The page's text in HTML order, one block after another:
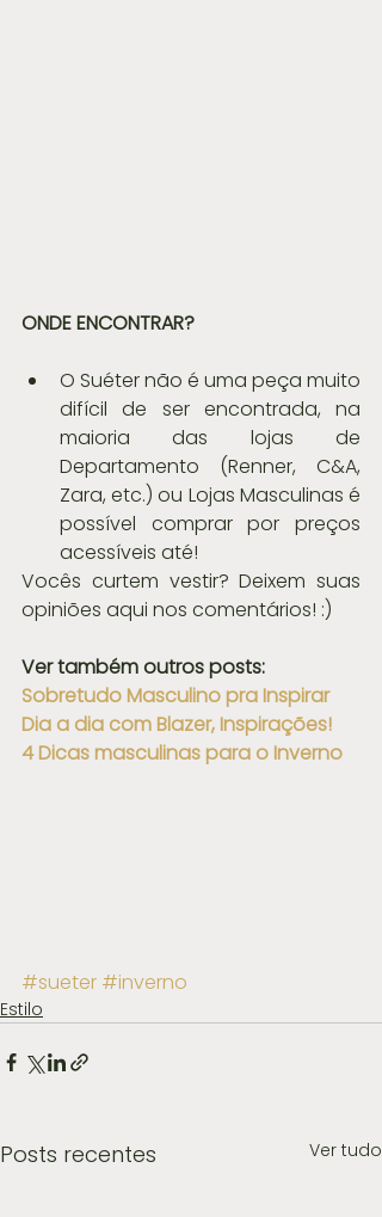
ONDE ENCONTRAR?
O Suéter não é uma peça muito
difícil de ser encontrada, na
maioria das lojas de
Departamento (Renner, C&A,
Zara, etc.) ou Lojas Masculinas é
possível comprar por preços
acessíveis até!
Vocês curtem vestir? Deixem suas
opiniões aqui nos comentários! :)
Ver também outros posts:
Sobretudo Masculino pra Inspirar
Dia a dia com Blazer, Inspirações!
4 Dicas masculinas para o Inverno
#sueter #inverno
Estilo
Posts recentes Ver tudo